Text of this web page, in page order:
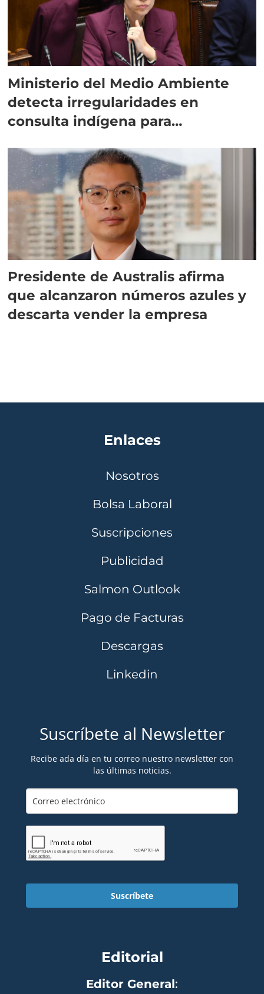
Ministerio del Medio Ambiente
detecta irregularidades en
consulta indígena para
Presidente de Australis afirma
que alcanzaron números azules y
descarta vender la empresa
Enlaces
Nosotros
Bolsa Laboral
Suscripciones
Publicidad
Salmon Outlook
Pago de Facturas
Descargas
Linkedin
Suscríbete al Newsletter
Recibe ada día en tu correo nuestro newsletter con
las últimas noticias.
Suscríbete
Editorial
Editor General: